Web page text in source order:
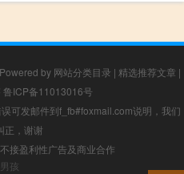
by 网站分类目录 | 精选推荐文章 |
鲁ICP备11013016号
可发邮件到f_fb#foxmail.com说明，我们
正，谢谢
接盈利性广告及商业合作
孩